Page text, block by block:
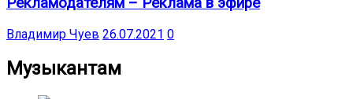
Владимир Чуев 26.07.2021 0
Музыкантам